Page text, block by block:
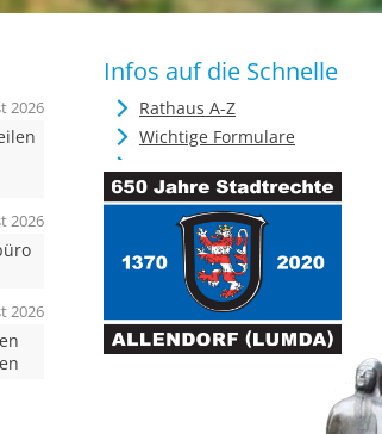
2026
2026
2026
Infos auf die Schnelle
Rathaus A-Z
Wichtige Formulare